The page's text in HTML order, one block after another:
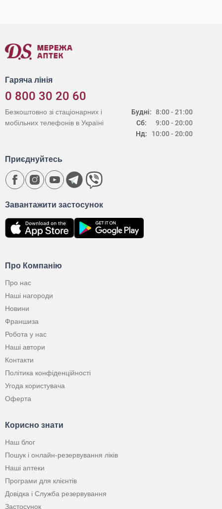
Гаряча лінія
0 800 30 20 60
Будні:
Сб:
Нд:
8:00 - 21:00
9:00 - 20:00
10:00 - 20:00
Безкоштовно зі стаціонарних і
мобільних телефонів в Україні
Про Компанію
Про нас
Наші нагороди
Новини
Франшиза
Робота у нас
Наші автори
Контакти
Політика конфіденційності
Угода користувача
Оферта
Корисно знати
Наш блог
Пошук і онлайн-резервування ліків
Наші аптеки
Програми для клієнтів
Довідка і Служба резервування
Застосунок
Завантажити застосунок
Приєднуйтесь